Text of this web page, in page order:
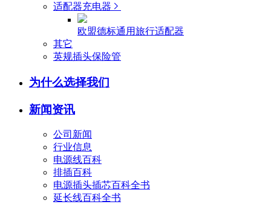
适配器充电器
欧盟德标通用旅行适配器
其它
英规插头保险管
为什么选择我们
新闻资讯
公司新闻
行业信息
电源线百科
排插百科
电源插头插芯百科全书
延长线百科全书